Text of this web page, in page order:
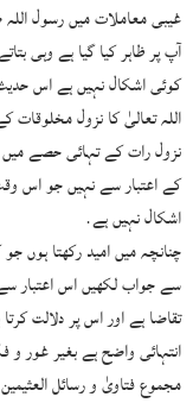
غیبی معاملات میں رسول
آپ پر ظاہر کیا گیا ہے وہی
کوئی اشکال نہیں ہے اس
اللہ تعالیٰ کا نزول مخلوقات
نزول رات کے تہائی حصے
کے اعتبار سے نہیں جو اس
اشکال نہیں ہے.
چنانچہ میں امید رکھتا ہوں
سے جواب لکھیں اس اعتبار
تقاضا ہے اور اس پر دلالت
انتہائی واضح ہے بغیر غور
مجموع فتاویٰ و رسائل العثیمین(1/